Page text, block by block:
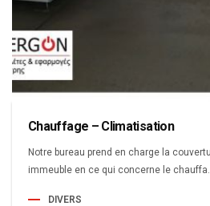
Chauffage – Climatisation
Notre bureau prend en charge la
immeuble en ce qui concerne le
DIVERS